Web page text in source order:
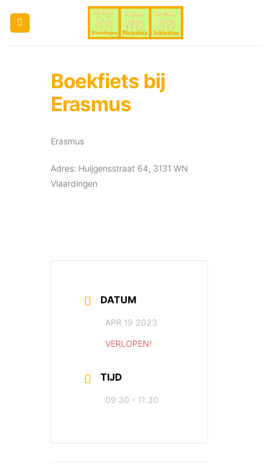
naar
Boekfiets bij
Erasmus
Erasmus
Adres: Huijgensstraat 64, 3131 WN
Vlaardingen
DATUM
APR 19 2023
VERLOPEN!
TIJD
09:30 - 11:30